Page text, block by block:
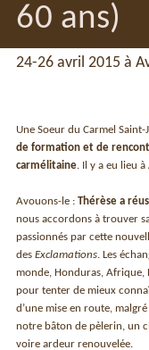
60 ans)
24-26 avril 2015 à
Une Soeur du Carmel
de formation et de
carmélitaine . Il y a eu lieu
Avouons-le :Thérèse a
nous accordons à trouver
passionnés par cette
desExclamations . Les
monde, Honduras, Afrique,
pour tenter de mieux
d’une mise en route,
notre bâton de pèlerin, un
voire ardeur renouvelée.